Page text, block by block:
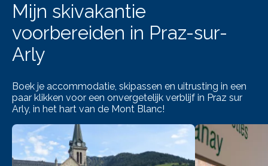
Mijn skivakantie
voorbereiden in Praz-sur-
Arly
Boek je accommodatie, skipassen en uitrusting in een
paar klikken voor een onvergetelijk verblijf in Praz sur
Arly, in het hart van de Mont Blanc!